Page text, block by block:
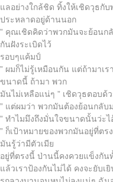
แลอย่างใกล้ชิด ทิ้งให้เชิดวุธกั
ประหลาดอยู่ด้านนอก
” คุณเชิดคิดว่าพวกมันจะย้อนก
กันฝังระเบิดไว้
รอบๆแค้มป์
” ผมก็ไม่รู้เหมือนกัน แต่ถ้ามาเร
ขนาดนี้ ถ้ามา พวก
มันไม่เหลือแน่ๆ ” เชิดวุธตอบด้
” แต่ผมว่า พวกมันต้องย้อนกลั
” ทำไมมึงถึงมั่นใจขนาดนั้นว่ะไ
” ก็เป้าหมายของพวกมันอยู่ที่ต
มันรู้ว่ามีตัวเมีย
อยู่ที่ตรงนี้ ป่านนี้คงควยแข็งกัน
แล้วเราป้องกันไม่ได้ คงจะยับเยิ